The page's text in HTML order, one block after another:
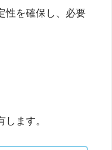
性を確保し、必要
ます。